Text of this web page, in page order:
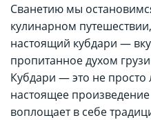
Сванетию мы
кулинарном
настоящий кубдари —
пропитанное духом
Кубдари — это не просто
настоящее произведение
воплощает в себе